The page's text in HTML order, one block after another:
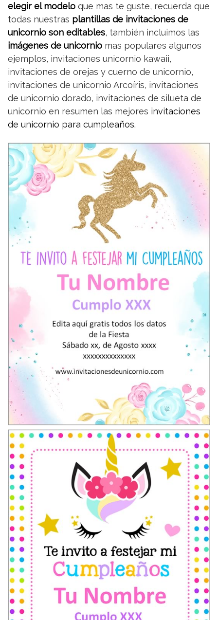
elegir el modelo que mas te guste, recuerda que
todas nuestras plantillas de invitaciones de
unicornio son editables, también incluimos las
imágenes de unicornio mas populares algunos
ejemplos, invitaciones unicornio kawaii,
invitaciones de orejas y cuerno de unicornio,
invitaciones de unicornio Arcoíris, invitaciones
de unicornio dorado, invitaciones de silueta de
unicornio en resumen las mejores invitaciones
de unicornio para cumpleaños.